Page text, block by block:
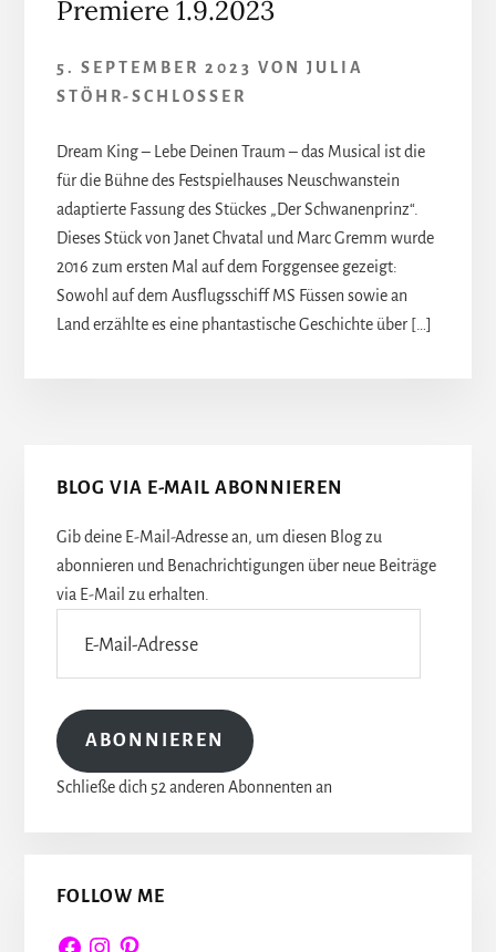
Premiere 1.9.2023
5. SEPTEMBER 2023 VON JULIA
STÖHR-SCHLOSSER
Dream King – Lebe Deinen Traum – das Musical ist die
für die Bühne des Festspielhauses Neuschwanstein
adaptierte Fassung des Stückes „Der Schwanenprinz“.
Dieses Stück von Janet Chvatal und Marc Gremm wurde
2016 zum ersten Mal auf dem Forggensee gezeigt:
Sowohl auf dem Ausflugsschiff MS Füssen sowie an
Land erzählte es eine phantastische Geschichte über […]
Seitenspalte
BLOG VIA E-MAIL ABONNIEREN
Gib deine E-Mail-Adresse an, um diesen Blog zu
abonnieren und Benachrichtigungen über neue Beiträge
via E-Mail zu erhalten.
Mail-
Adresse
ABONNIEREN
Schließe dich 52 anderen Abonnenten an
FOLLOW ME
FacebookInstagram
Pinterest